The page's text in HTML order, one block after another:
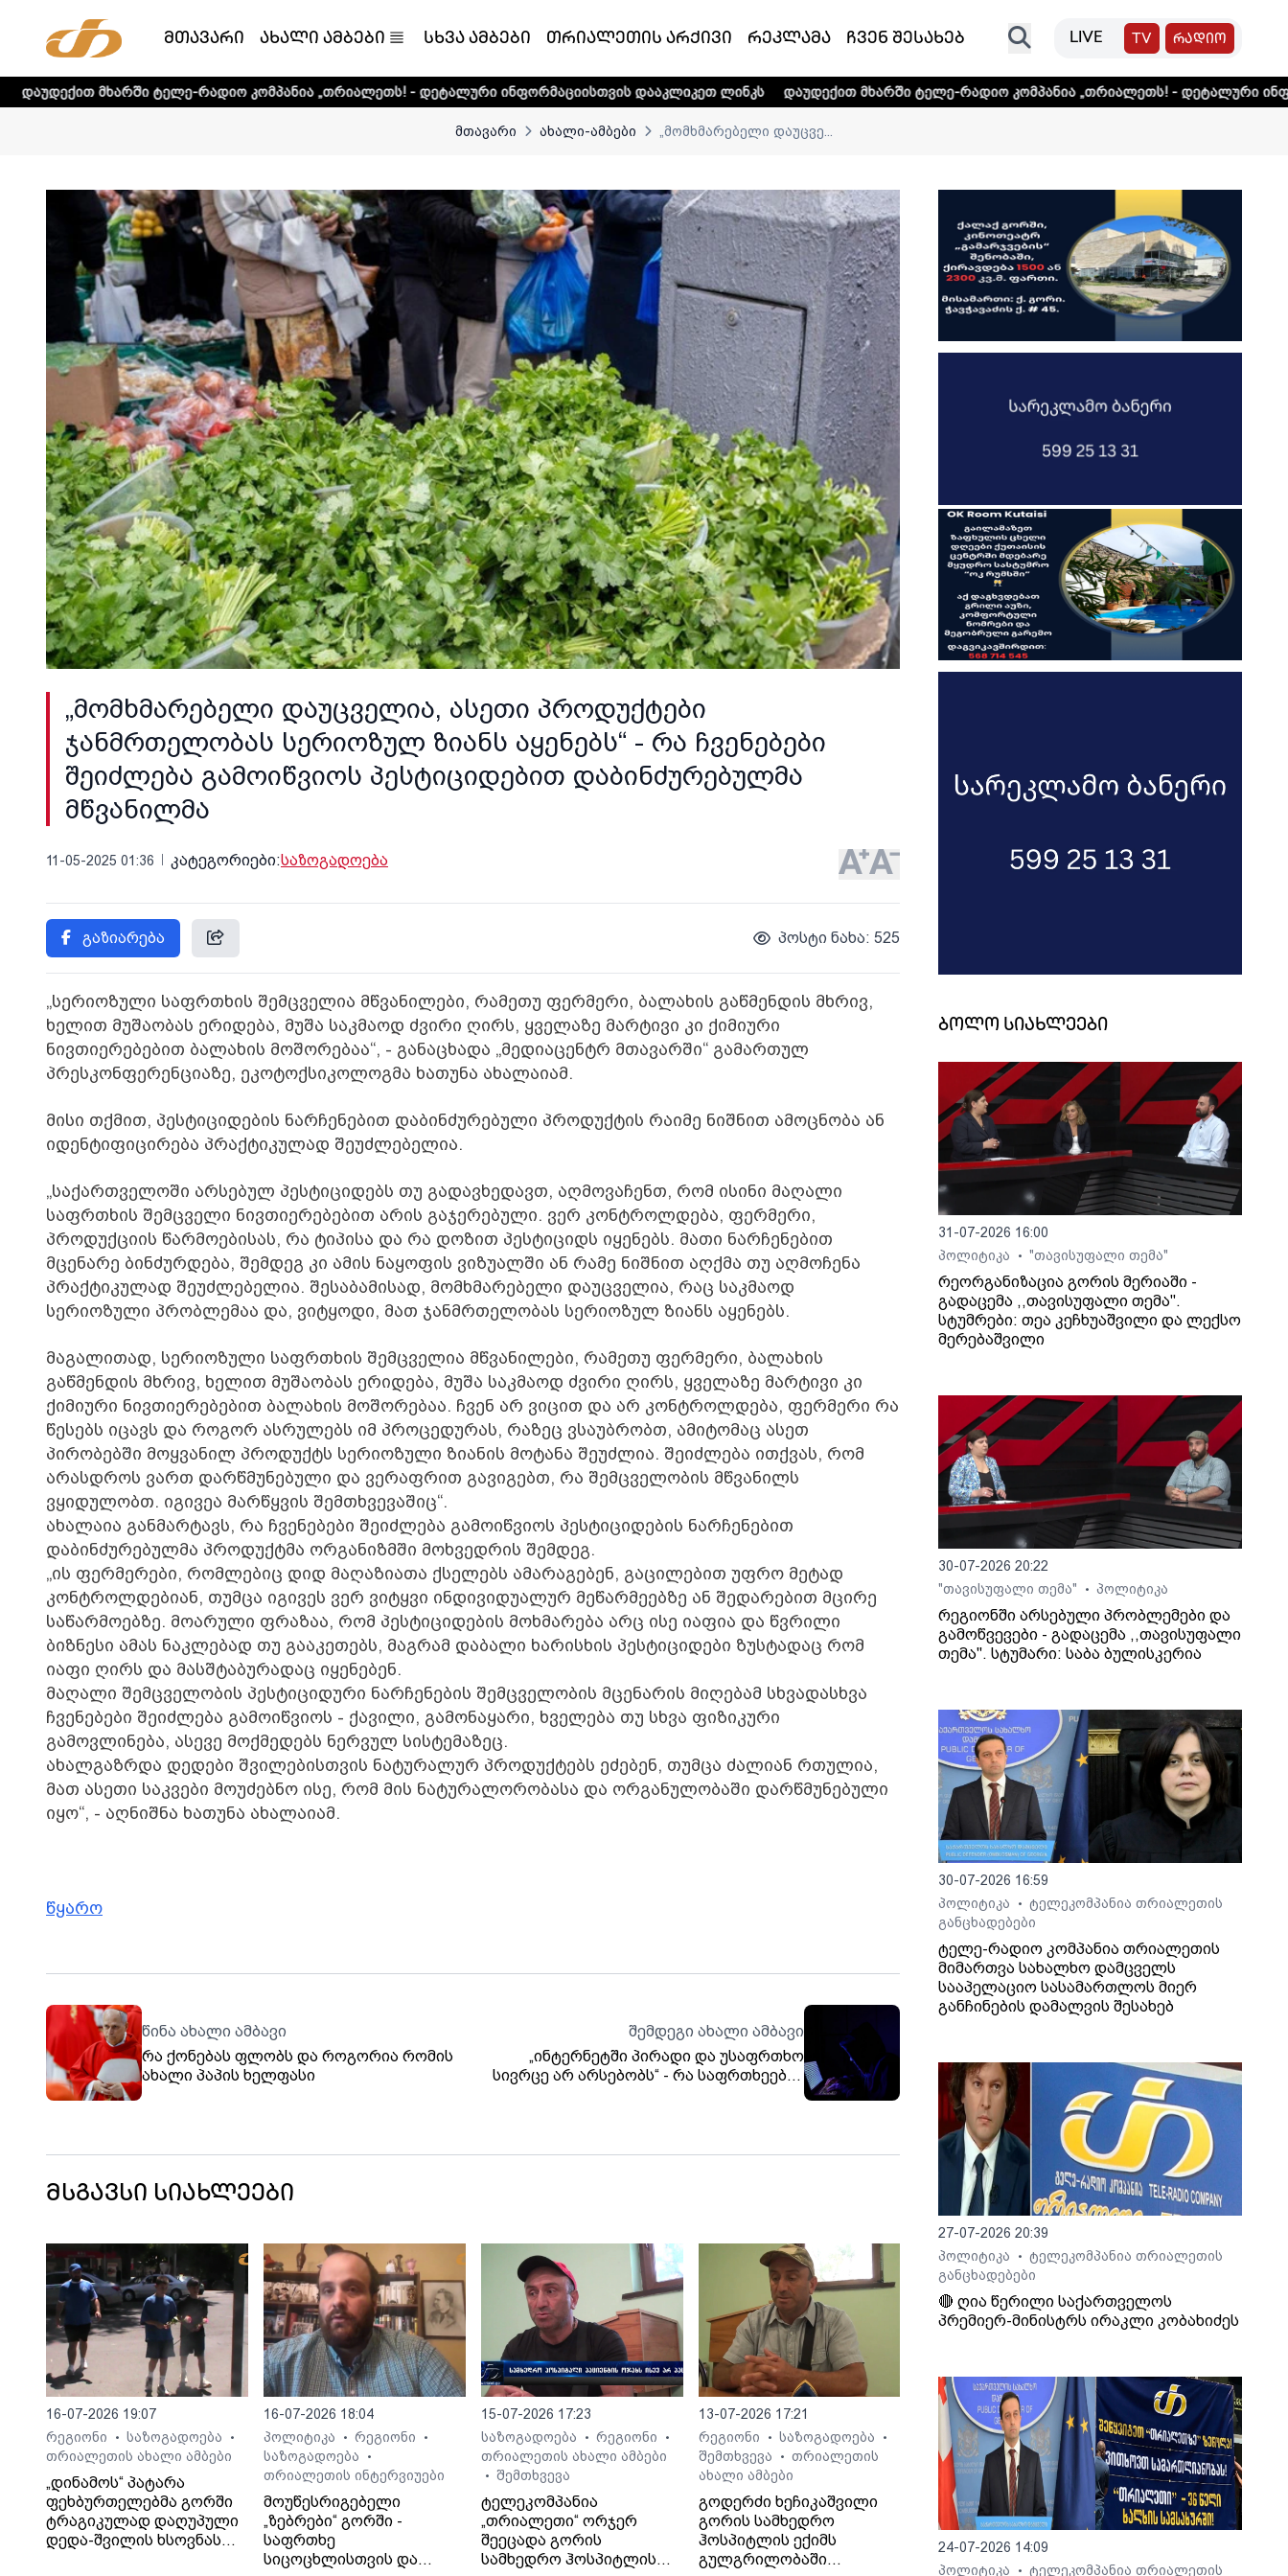
მთავარი ახალი ამბები სხვა ამბები თრიალეთის არქივი რეკლამა ჩვენ შესახებ LIVE TV რადიო
ტელე-რადიო კომპანია „თრიალეთს! - დეტალური ინფორმაციისთვის დააკლიკეთ ლინკს დაუდექით მხარში ტელე-რადიო კომპანია „თრიალეთს! - დეტალური
მთავარი ახალი-ამბები „მომხმარებელი დაუცვე...
„მომხმარებელი დაუცველია, ასეთი პროდუქტები
ჯანმრთელობას სერიოზულ ზიანს აყენებს“ - რა ჩვენებები
შეიძლება გამოიწვიოს პესტიციდებით დაბინძურებულმა
მწვანილმა
11-05-2025 01:36 კატეგორიები:საზოგადოება
გაზიარება პოსტი ნახა: 525
„სერიოზული საფრთხის შემცველია მწვანილები, რამეთუ ფერმერი, ბალახის გაწმენდის მხრივ,
ხელით მუშაობას ერიდება, მუშა საკმაოდ ძვირი ღირს, ყველაზე მარტივი კი ქიმიური
ნივთიერებებით ბალახის მოშორებაა“, - განაცხადა „მედიაცენტრ მთავარში“ გამართულ
პრესკონფერენციაზე, ეკოტოქსიკოლოგმა ხათუნა ახალაიამ.
მისი თქმით, პესტიციდების ნარჩენებით დაბინძურებული პროდუქტის რაიმე ნიშნით ამოცნობა ან
იდენტიფიცირება პრაქტიკულად შეუძლებელია.
„საქართველოში არსებულ პესტიციდებს თუ გადავხედავთ, აღმოვაჩენთ, რომ ისინი მაღალი
საფრთხის შემცველი ნივთიერებებით არის გაჯერებული. ვერ კონტროლდება, ფერმერი,
პროდუქციის წარმოებისას, რა ტიპისა და რა დოზით პესტიციდს იყენებს. მათი ნარჩენებით
მცენარე ბინძურდება, შემდეგ კი ამის ნაყოფის ვიზუალში ან რამე ნიშნით აღქმა თუ აღმოჩენა
პრაქტიკულად შეუძლებელია. შესაბამისად, მომხმარებელი დაუცველია, რაც საკმაოდ
სერიოზული პრობლემაა და, ვიტყოდი, მათ ჯანმრთელობას სერიოზულ ზიანს აყენებს.
მაგალითად, სერიოზული საფრთხის შემცველია მწვანილები, რამეთუ ფერმერი, ბალახის
გაწმენდის მხრივ, ხელით მუშაობას ერიდება, მუშა საკმაოდ ძვირი ღირს, ყველაზე მარტივი კი
ქიმიური ნივთიერებებით ბალახის მოშორებაა. ჩვენ არ ვიცით და არ კონტროლდება, ფერმერი რა
წესებს იცავს და როგორ ასრულებს იმ პროცედურას, რაზეც ვსაუბრობთ, ამიტომაც ასეთ
პირობებში მოყვანილ პროდუქტს სერიოზული ზიანის მოტანა შეუძლია. შეიძლება ითქვას, რომ
არასდროს ვართ დარწმუნებული და ვერაფრით გავიგებთ, რა შემცველობის მწვანილს
ვყიდულობთ. იგივეა მარწყვის შემთხვევაშიც“.
ახალაია განმარტავს, რა ჩვენებები შეიძლება გამოიწვიოს პესტიციდების ნარჩენებით
დაბინძურებულმა პროდუქტმა ორგანიზმში მოხვედრის შემდეგ.
„ის ფერმერები, რომლებიც დიდ მაღაზიათა ქსელებს ამარაგებენ, გაცილებით უფრო მეტად
კონტროლდებიან, თუმცა იგივეს ვერ ვიტყვი ინდივიდუალურ მეწარმეებზე ან შედარებით მცირე
საწარმოებზე. მოარული ფრაზაა, რომ პესტიციდების მოხმარება არც ისე იაფია და წვრილი
ბიზნესი ამას ნაკლებად თუ გააკეთებს, მაგრამ დაბალი ხარისხის პესტიციდები ზუსტადაც რომ
იაფი ღირს და მასშტაბურადაც იყენებენ.
მაღალი შემცველობის პესტიციდური ნარჩენების შემცველობის მცენარის მიღებამ სხვადასხვა
ჩვენებები შეიძლება გამოიწვიოს - ქავილი, გამონაყარი, ხველება თუ სხვა ფიზიკური
გამოვლინება, ასევე მოქმედებს ნერვულ სისტემაზეც.
ახალგაზრდა დედები შვილებისთვის ნატურალურ პროდუქტებს ეძებენ, თუმცა ძალიან რთულია,
მათ ასეთი საკვები მოუძებნო ისე, რომ მის ნატურალორობასა და ორგანულობაში დარწმუნებული
იყო“, - აღნიშნა ხათუნა ახალაიამ.
წყარო
წინა ახალი ამბავი
რა ქონებას ფლობს და როგორია რომის
ახალი პაპის ხელფასი
შემდეგი ახალი ამბავი
„ინტერნეტში პირადი და უსაფრთხო
სივრცე არ არსებობს“ - რა საფრთხეების
შესახებ გვაფრთხილებს
მსგავსი სიახლეები
16-07-2026 19:07
რეგიონი
• საზოგადოება •
თრიალეთის ახალი ამბები
„დინამოს“ პატარა
ფეხბურთელებმა გორში
ტრაგიკულად დაღუპული
დედა-შვილის ხსოვნას
16-07-2026 18:04
პოლიტიკა
• რეგიონი •
საზოგადოება •
თრიალეთის ინტერვიუები
მოუწესრიგებელი
„ზებრები“ გორში -
საფრთხე
სიცოცხლისთვის და
15-07-2026 17:23
საზოგადოება
• რეგიონი •
თრიალეთის ახალი ამბები
• შემთხვევა
ტელეკომპანია
„თრიალეთი“ ორჯერ
შეეცადა გორის
სამხედრო ჰოსპიტლის
13-07-2026 17:21
რეგიონი
• საზოგადოება •
შემთხვევა • თრიალეთის
ახალი ამბები
გოდერძი ხეჩიკაშვილი
გორის სამხედრო
ჰოსპიტლის ექიმს
გულგრილობაში
ბოლო სიახლეები
31-07-2026 16:00
პოლიტიკა
• "თავისუფალი თემა"
რეორგანიზაცია გორის მერიაში -
გადაცემა ,,თავისუფალი თემა".
სტუმრები: თეა კეჩხუაშვილი და ლექსო
მერებაშვილი
30-07-2026 20:22
"თავისუფალი თემა"
• პოლიტიკა
რეგიონში არსებული პრობლემები და
გამოწვევები - გადაცემა ,,თავისუფალი
თემა". სტუმარი: საბა ბულისკერია
30-07-2026 16:59
პოლიტიკა
•
ტელეკომპანია თრიალეთის
განცხადებები
ტელე-რადიო კომპანია თრიალეთის
მიმართვა სახალხო დამცველს
სააპელაციო სასამართლოს მიერ
განჩინების დამალვის შესახებ
27-07-2026 20:39
პოლიტიკა
•
ტელეკომპანია თრიალეთის
განცხადებები
🔴 ღია წერილი საქართველოს
პრემიერ-მინისტრს ირაკლი კობახიძეს
24-07-2026 14:09
პოლიტიკა
•
ტელეკომპანია თრიალეთის